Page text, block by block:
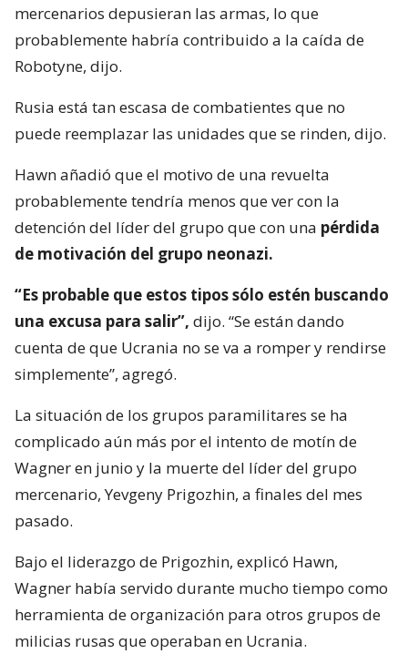
mercenarios depusieran las armas, lo que
probablemente habría contribuido a la caída de
Robotyne, dijo.
Rusia está tan escasa de combatientes que no
puede reemplazar las unidades que se rinden, dijo.
Hawn añadió que el motivo de una revuelta
probablemente tendría menos que ver con la
detención del líder del grupo que con una pérdida
de motivación del grupo neonazi.
“Es probable que estos tipos sólo estén buscando
una excusa para salir”, dijo. “Se están dando
cuenta de que Ucrania no se va a romper y rendirse
simplemente”, agregó.
La situación de los grupos paramilitares se ha
complicado aún más por el intento de motín de
Wagner en junio y la muerte del líder del grupo
mercenario, Yevgeny Prigozhin, a finales del mes
pasado.
Bajo el liderazgo de Prigozhin, explicó Hawn,
Wagner había servido durante mucho tiempo como
herramienta de organización para otros grupos de
milicias rusas que operaban en Ucrania.